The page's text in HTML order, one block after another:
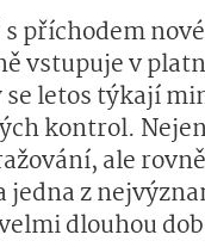
s příchodem
vstupuje v
se letos týkají
kontrol.
ale
jedna z
dlouhou